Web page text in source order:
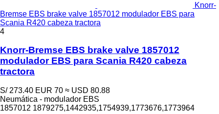
Knorr-
Bremse EBS brake valve 1857012 modulador EBS para
Scania R420 cabeza tractora
4
Knorr-Bremse EBS brake valve 1857012
modulador EBS para Scania R420 cabeza
tractora
S/ 273.40 EUR 70 ≈ USD 80.88
Neumática - modulador EBS
1857012 1879275,1442935,1754939,1773676,1773964